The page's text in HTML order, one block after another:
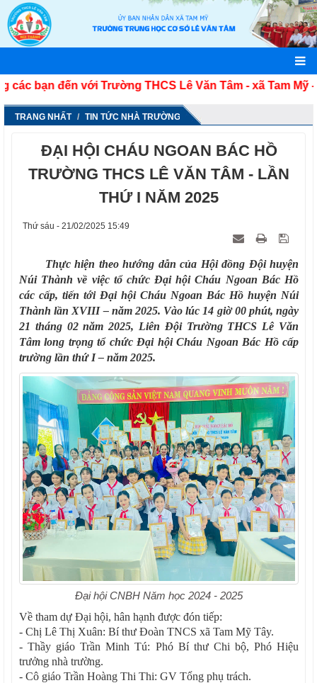
bạn đến với Trường THCS Lê Văn Tâm - xã Tam Mỹ -
TRANG NHẤT TIN TỨC NHÀ TRƯỜNG
ĐẠI HỘI CHÁU NGOAN BÁC HỒ
TRƯỜNG THCS LÊ VĂN TÂM - LẦN
THỨ I NĂM 2025
Thứ sáu - 21/02/2025 15:49
Thực hiện theo hướng dẫn của Hội đồng Đội huyện
Núi Thành về việc tổ chức Đại hội Cháu Ngoan Bác Hồ
các cấp, tiến tới Đại hội Cháu Ngoan Bác Hồ huyện Núi
Thành lần XVIII – năm 2025. Vào lúc 14 giờ 00 phút, ngày
21 tháng 02 năm 2025, Liên Đội Trường THCS Lê Văn
Tâm long trọng tổ chức Đại hội Cháu Ngoan Bác Hồ cấp
trường lần thứ I – năm 2025.
Đại hội CNBH Năm học 2024 - 2025
Về tham dự Đại hội, hân hạnh được đón tiếp:
- Chị Lê Thị Xuân: Bí thư Đoàn TNCS xã Tam Mỹ Tây.
- Thầy giáo Trần Minh Tú: Phó Bí thư Chi bộ, Phó Hiệu
trưởng nhà trường.
- Cô giáo Trần Hoàng Thi Thi: GV Tổng phụ trách.